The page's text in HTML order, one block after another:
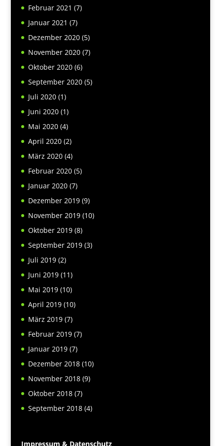
Februar 2021 (7)
Januar 2021 (7)
Dezember 2020(5)
November 2020(7)
Oktober 2020(6)
September 2020(5)
Juli 2020(1)
Juni 2020(1)
Mai 2020(4)
April 2020(2)
März 2020(4)
Februar 2020(5)
Januar 2020(7)
Dezember 2019(9)
November 2019(10)
Oktober 2019(8)
September 2019(3)
Juli 2019(2)
Juni 2019(11)
Mai 2019(10)
April 2019(10)
März 2019(7)
Februar 2019(7)
Januar 2019(7)
Dezember 2018(10)
November 2018(9)
Oktober 2018(7)
September 2018(4)
Impressum & Datenschutz